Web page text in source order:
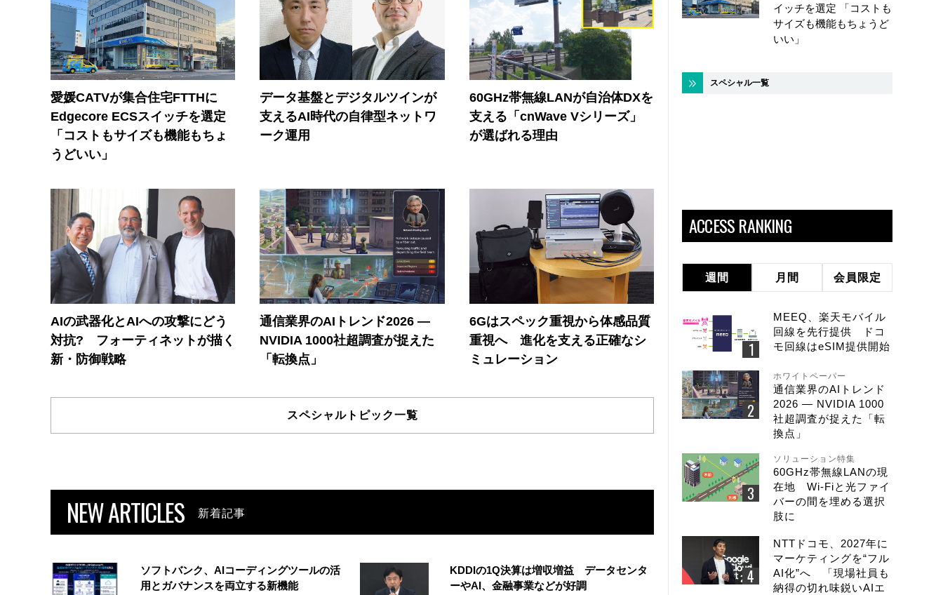
愛媛CATVが集合住宅FTTHに
Edgecore ECSスイッチを選定
「コストもサイズも機能もちょ
うどいい」
データ基盤とデジタルツインが
支えるAI時代の自律型ネットワ
ーク運用
60GHz帯無線LANが自治体DXを
支える「cnWave Vシリーズ」
が選ばれる理由
AIの武器化とAIへの攻撃にどう
対抗? フォーティネットが描く
新・防御戦略
通信業界のAIトレンド2026 ―
NVIDIA 1000社超調査が捉えた
「転換点」
6Gはスペック重視から体感品質
重視へ 進化を支える正確なシ
ミュレーション
スペシャルトピック一覧
NEW ARTICLES 新着記事
ソフトバンク、AIコーディングツールの活
用とガバナンスを両立する新機能
KDDIの1Q決算は増収増益 データセンタ
ーやAI、金融事業などが好調
イッチを選定 「コストも
サイズも機能もちょうど
いい」
スペシャル一覧
ACCESS RANKING
週間 月間 会員限定
MEEQ、楽天モバイル
回線を先行提供 ドコ
モ回線はeSIM提供開始
ホワイトペーパー
通信業界のAIトレンド
2026 ― NVIDIA 1000
社超調査が捉えた「転
換点」
ソリューション特集
60GHz帯無線LANの現
在地 Wi-Fiと光ファイ
バーの間を埋める選択
肢に
NTTドコモ、2027年に
マーケティングを“フル
AI化”へ 「現場社員も
納得の切れ味鋭いAIエ